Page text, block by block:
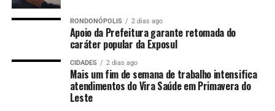
Para Maria Bethânia, o primeiro Grammy representa a
consagração internacional após décadas de carreira.
Para o Caetano, já é o terceiro Grammy
Fonte: EBC Cultura
RONDONÓPOLIS 2 dias ago
Apoio da Prefeitura garante retomada do
caráter popular da Exposul
CIDADES 2 dias ago
Mais um fim de semana de trabalho intensifica
atendimentos do Vira Saúde em Primavera do
Leste